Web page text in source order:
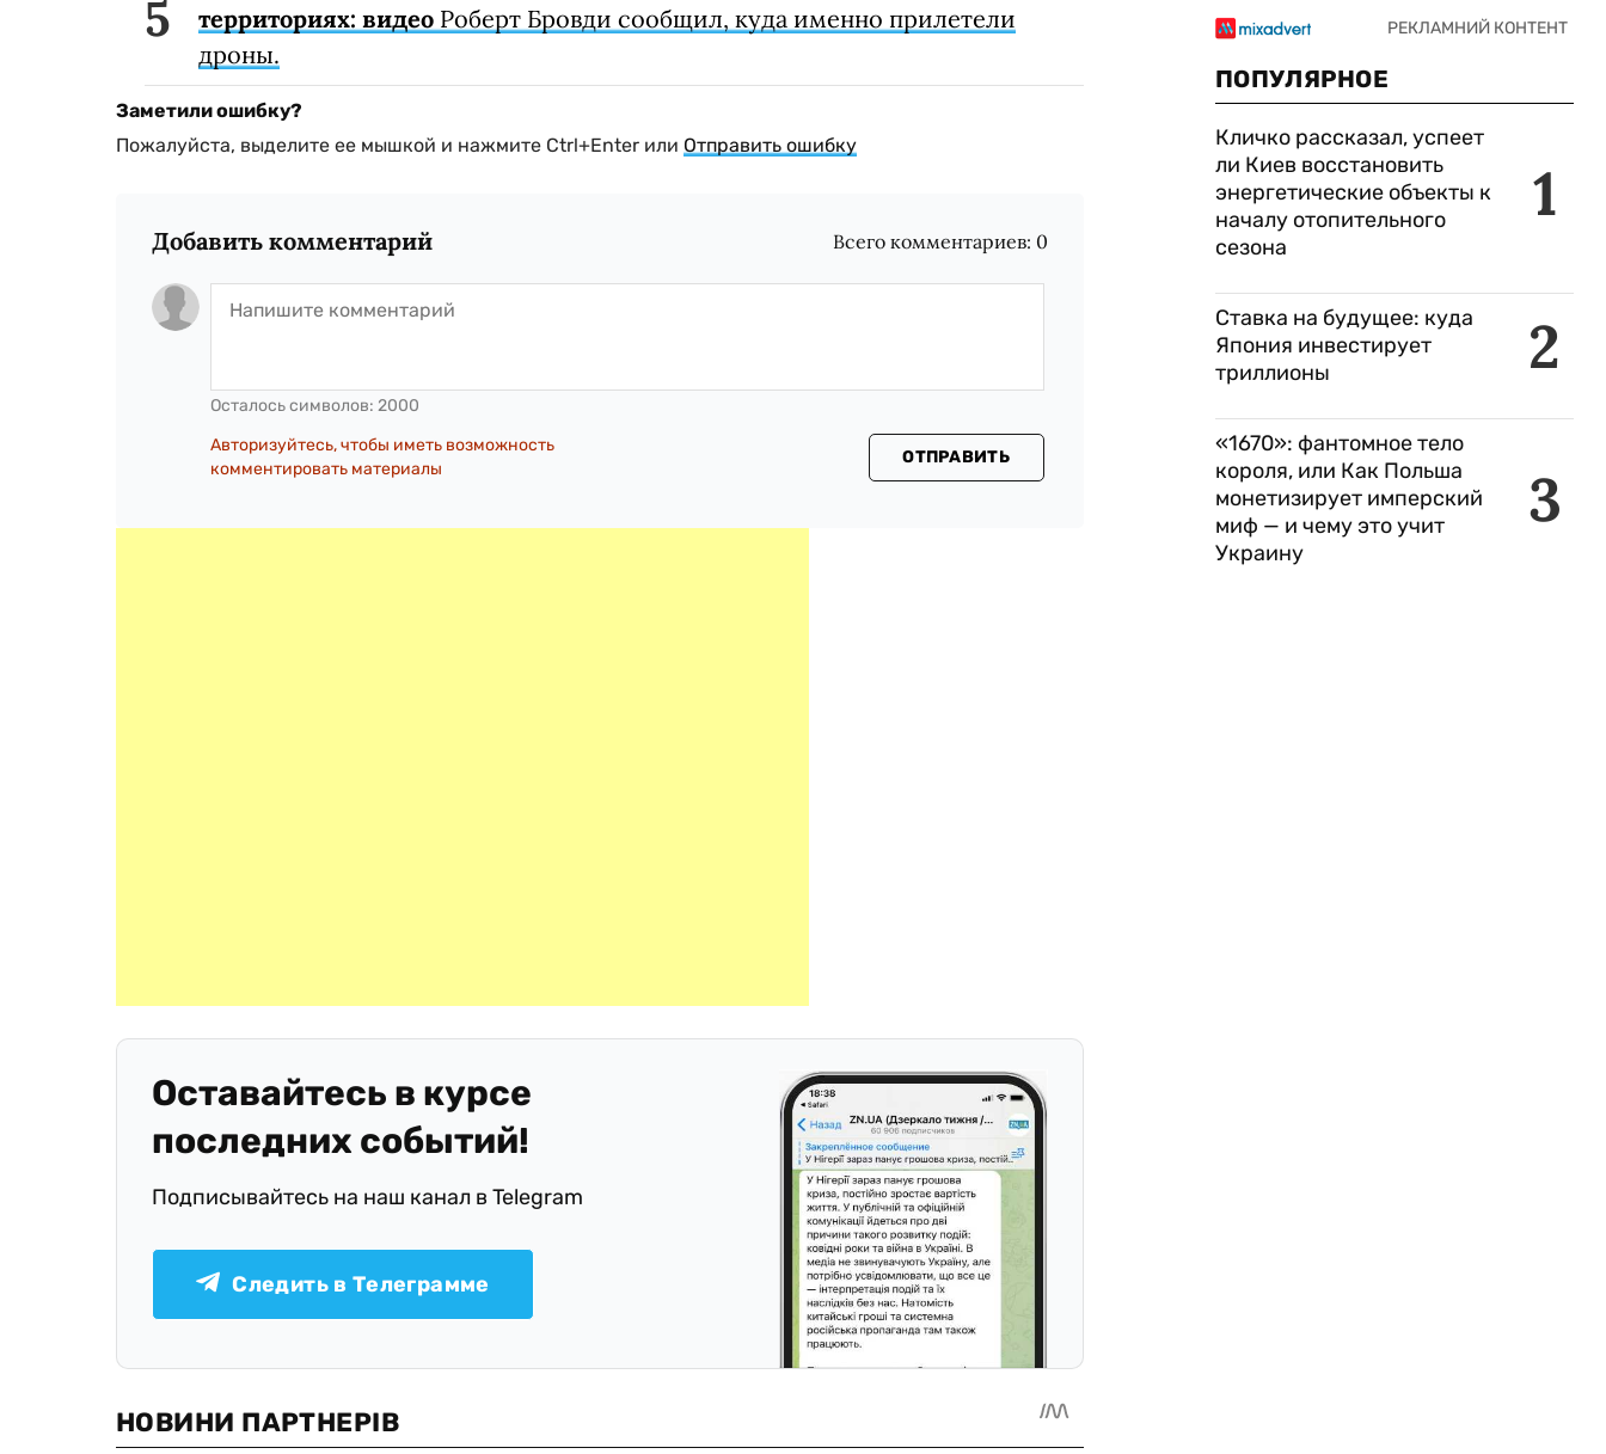
территориях: видео Роберт Бровди сообщил, куда именно прилетели
дроны.
Заметили ошибку?
Пожалуйста, выделите ее мышкой и нажмите Ctrl+Enter или Отправить ошибку
Добавить комментарий Всего комментариев: 0
Осталось символов: 2000
Авторизуйтесь, чтобы иметь возможность
комментировать материалы
ОТПРАВИТЬ
Оставайтесь в курсе
последних событий!
Подписывайтесь на наш канал в Telegram
Следить в Телеграмме
ПОПУЛЯРНОЕ
1
Кличко рассказал, успеет
ли Киев восстановить
энергетические объекты к
началу отопительного
сезона
2
Ставка на будущее: куда
Япония инвестирует
триллионы
3
«1670»: фантомное тело
короля, или Как Польша
монетизирует имперский
миф — и чему это учит
Украину